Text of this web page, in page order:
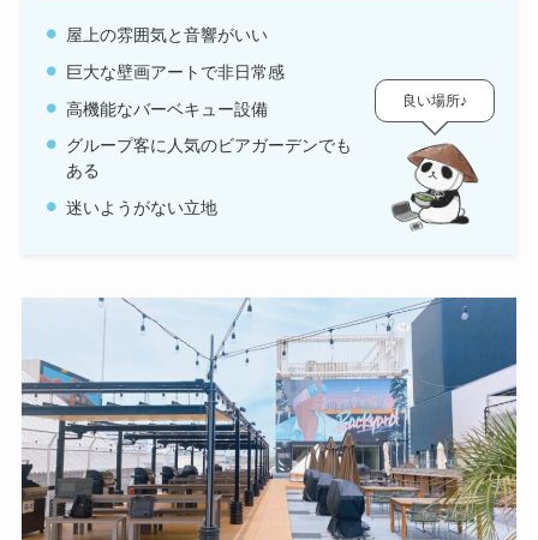
屋上の雰囲気と音響がいい
巨大な壁画アートで非日常感
高機能なバーベキュー設備
グループ客に人気のビアガーデンでも
ある
迷いようがない立地
良い場所♪